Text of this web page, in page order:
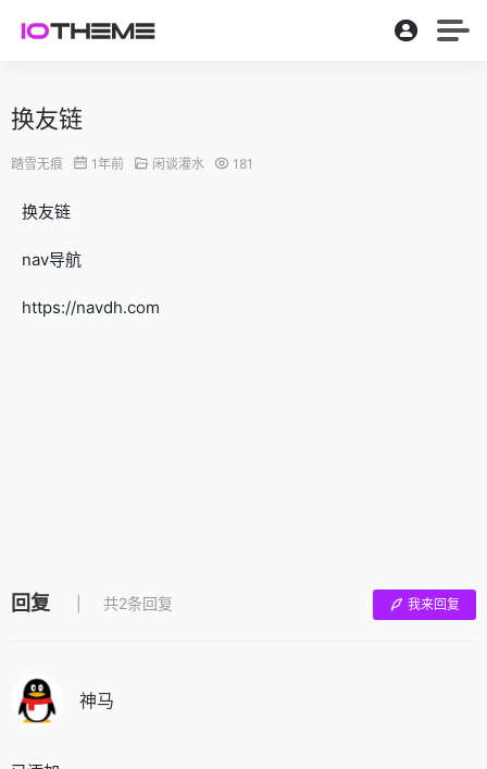
换友链
踏雪无痕 1年前 闲谈灌水 181
换友链
nav导航
https://navdh.com
回复 共2条回复 我来回复
神马